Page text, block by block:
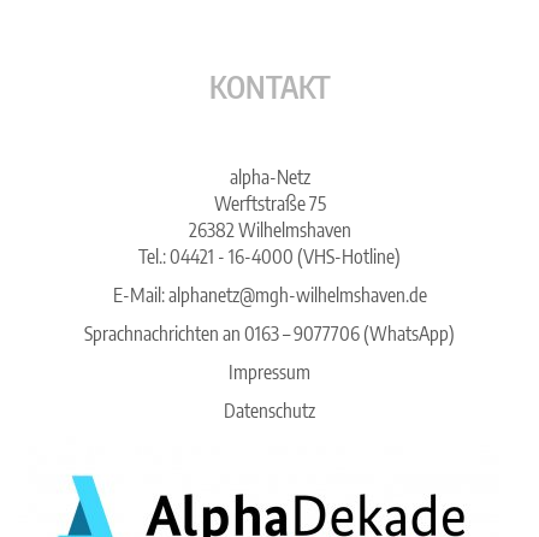
KONTAKT
alpha-Netz
Werftstraße 75
26382 Wilhelmshaven
Tel.: 04421 - 16-4000 (VHS-Hotline)
E-Mail:alphanetz@mgh-wilhelmshaven.de
Sprachnachrichten an 0163 – 9077706 (WhatsApp)
Impressum
Datenschutz